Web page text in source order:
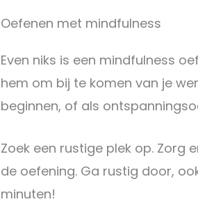
Oefenen met mindfulness
Even niks is een mindfulness
hem om bij te komen van je
beginnen, of als
Zoek een rustige plek op.
de oefening. Ga rustig door,
minuten!